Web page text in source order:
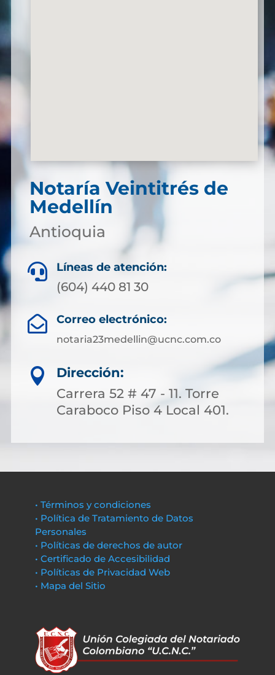
Notaría Veintitrés de
Medellín
Antioquia
 Líneas de atención:
(604) 440 81 30
 Correo electrónico:
notaria23medellin@ucnc.com.co

Dirección:
Carrera 52 # 47 - 11. Torre
Caraboco Piso 4 Local 401.
• Términos y condiciones
• Política de Tratamiento de Datos
Personales
• Políticas de derechos de autor
• Certificado de Accesibilidad
• Políticas de Privacidad Web
• Mapa del Sitio